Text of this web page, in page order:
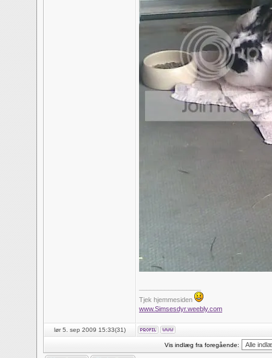
Tjek hjemmesiden
www.Simsesdyr.weebly.com
lør 5. sep 2009 15:33(31)
Vis indlæg fra foregående: